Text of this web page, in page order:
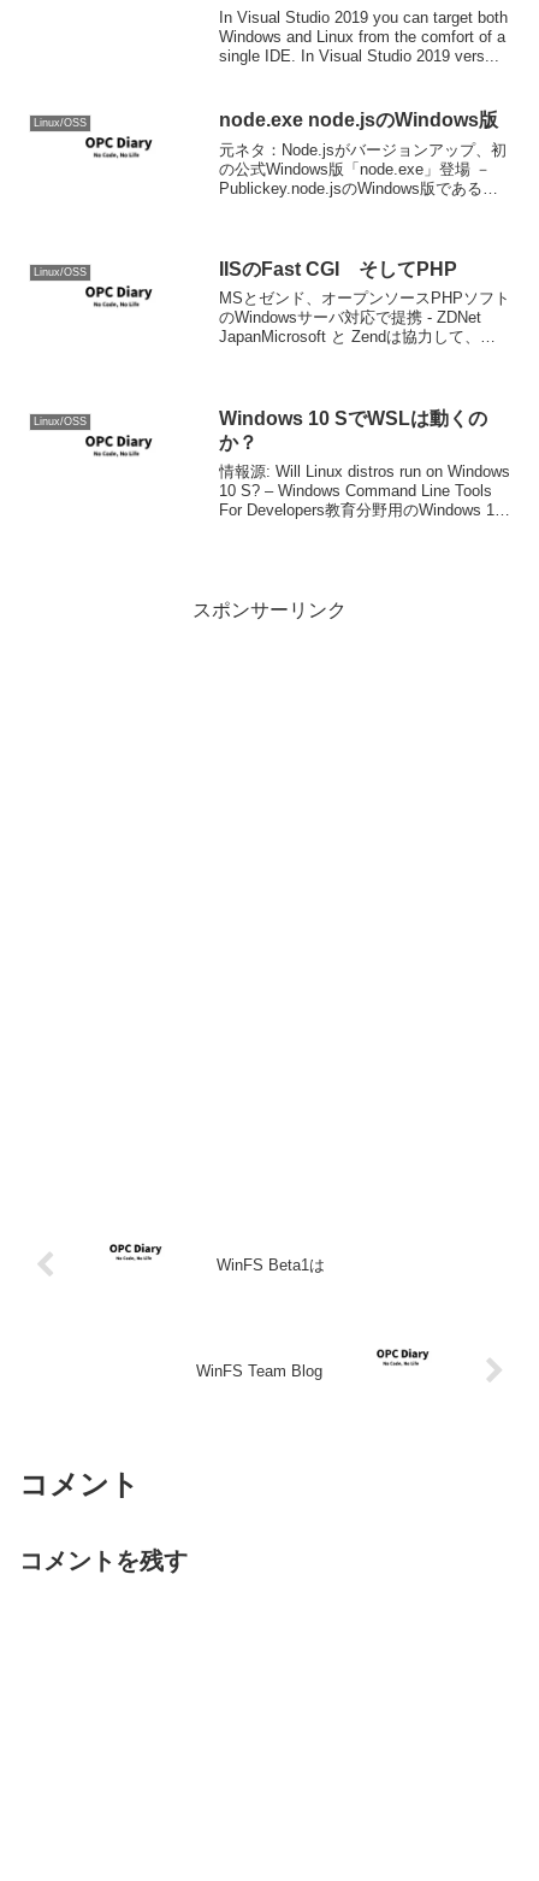
and Debug | C++ Team Blog
In Visual Studio 2019 you can target both
Windows and Linux from the comfort of a
single IDE. In Visual Studio 2019 vers...
Linux/OSS node.exe node.jsのWindows版
元ネタ：Node.jsがバージョンアップ、初
の公式Windows版「node.exe」登場 －
Publickey.node.jsのWindows版である
Linux/OSS IISのFast CGI そしてPHP
MSとゼンド、オープンソースPHPソフト
のWindowsサーバ対応で提携 - ZDNet
JapanMicrosoft と Zendは協力して、
Linux/OSS
Windows 10 SでWSLは動くの
か？
情報源: Will Linux distros run on Windows
10 S? – Windows Command Line Tools
For Developers教育分野用のWindows 10
スポンサーリンク
WinFS Beta1は
WinFS Team Blog
コメント
コメントを残す